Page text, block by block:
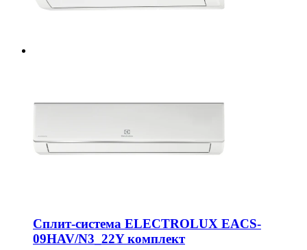
Сплит-система ELECTROLUX EACS-
09HAV/N3_22Y комплект